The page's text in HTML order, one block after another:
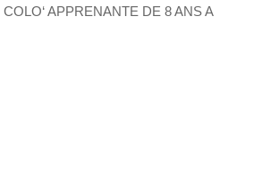
COLO‘ APPRENANTE DE 8 ANS A